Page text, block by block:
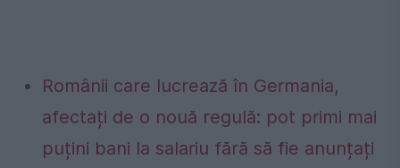
Românii care lucrează în Germania,
afectați de o nouă regulă: pot primi mai
puțini bani la salariu fără să fie anunțați